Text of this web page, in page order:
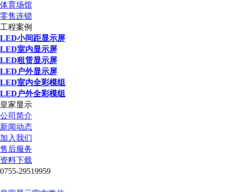
体育场馆
零售连锁
工程案例
LED小间距显示屏
LED室内显示屏
LED租赁显示屏
LED户外显示屏
LED室内全彩模组
LED户外全彩模组
皇家显示
公司简介
新闻动态
加入我们
售后服务
资料下载
0755-29519959